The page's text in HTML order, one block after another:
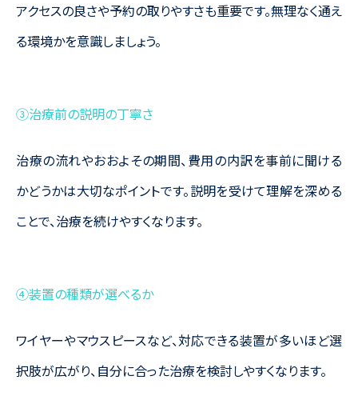
アクセスの良さや予約の取りやすさも重要です。無理なく通え
る環境かを意識しましょう。
③治療前の説明の丁寧さ
治療の流れやおおよその期間、費用の内訳を事前に聞ける
かどうかは大切なポイントです。説明を受けて理解を深める
ことで、治療を続けやすくなります。
④装置の種類が選べるか
ワイヤーやマウスピースなど、対応できる装置が多いほど選
択肢が広がり、自分に合った治療を検討しやすくなります。